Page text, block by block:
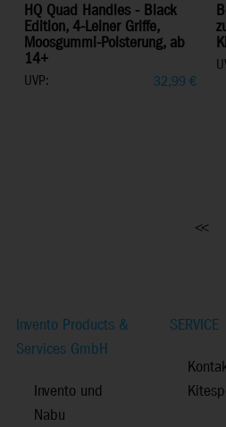
HQ Quad Handles - Black
Edition, 4-Leiner Griffe,
Moosgummi-Polsterung, ab
14+
UVP: 32,99 €
<<
Invento Products &
Services GmbH
Invento und
Nabu
SERVICE